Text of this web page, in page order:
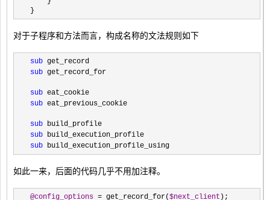
}
对于子程序和方法而言，构成名称的文法规则如下
sub get_record
sub get_record_for
sub eat_cookie
sub eat_previous_cookie
sub build_profile
sub build_execution_profile
sub build_execution_profile_using
如此一来，后面的代码几乎不用加注释。
@config_options = get_record_for($next_client );